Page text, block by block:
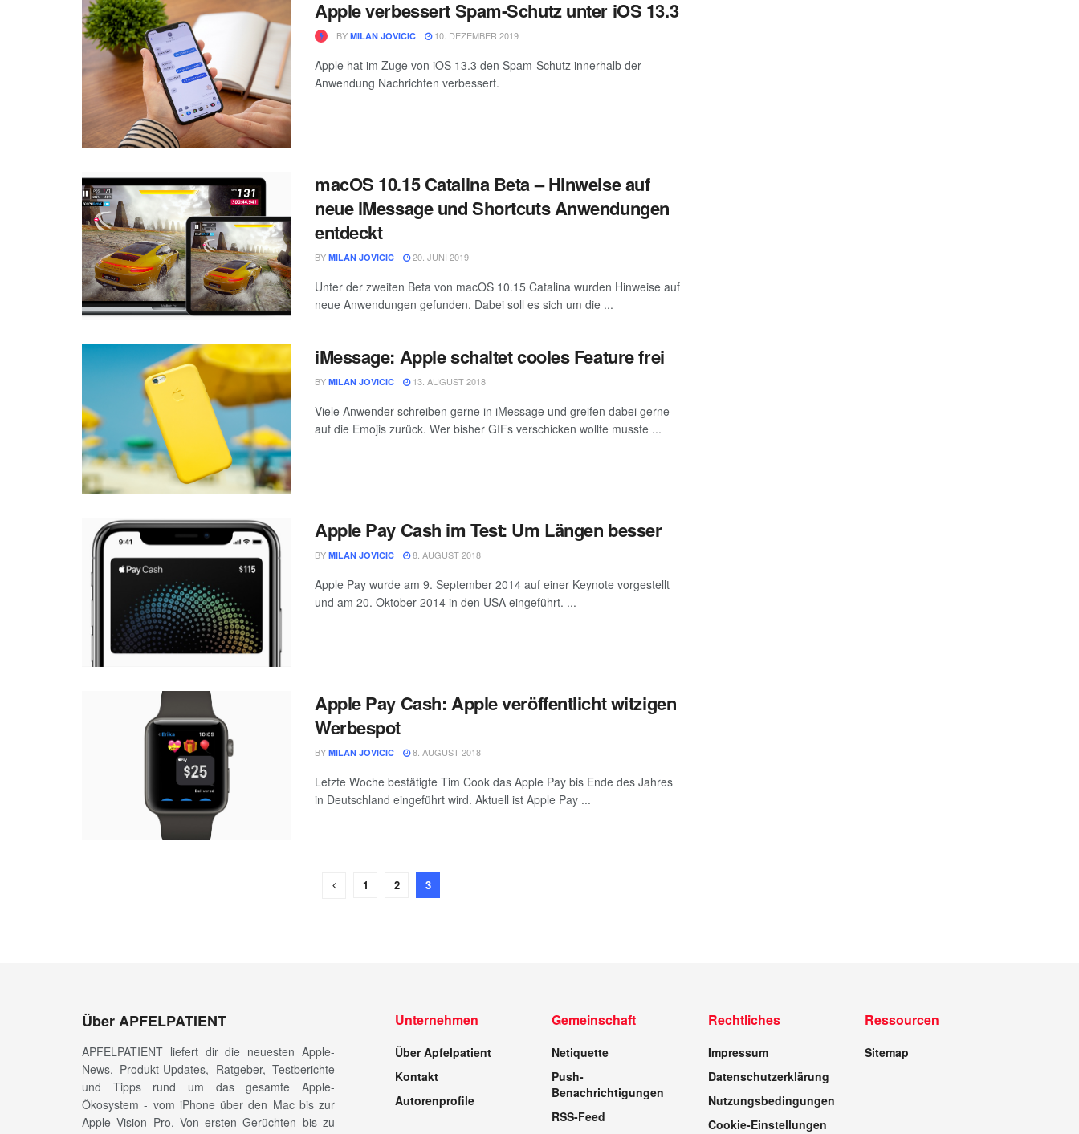
Apple verbessert Spam-Schutz unter iOS 13.3
BY MILAN JOVICIC 10. DEZEMBER 2019
Apple hat im Zuge von iOS 13.3 den Spam-Schutz innerhalb der
Anwendung Nachrichten verbessert.
macOS 10.15 Catalina Beta – Hinweise auf
neue iMessage und Shortcuts Anwendungen
entdeckt
BY MILAN JOVICIC 20. JUNI 2019
Unter der zweiten Beta von macOS 10.15 Catalina wurden Hinweise auf
neue Anwendungen gefunden. Dabei soll es sich um die ...
iMessage: Apple schaltet cooles Feature frei
BY MILAN JOVICIC 13. AUGUST 2018
Viele Anwender schreiben gerne in iMessage und greifen dabei gerne
auf die Emojis zurück. Wer bisher GIFs verschicken wollte musste ...
Apple Pay Cash im Test: Um Längen besser
BY MILAN JOVICIC 8. AUGUST 2018
Apple Pay wurde am 9. September 2014 auf einer Keynote vorgestellt
und am 20. Oktober 2014 in den USA eingeführt. ...
Apple Pay Cash: Apple veröffentlicht witzigen
Werbespot
BY MILAN JOVICIC 8. AUGUST 2018
Letzte Woche bestätigte Tim Cook das Apple Pay bis Ende des Jahres
in Deutschland eingeführt wird. Aktuell ist Apple Pay ...
1 2 3
Über APFELPATIENT
APFELPATIENT liefert dir die neuesten Apple-
News, Produkt-Updates, Ratgeber, Testberichte
und Tipps rund um das gesamte Apple-
Ökosystem - vom iPhone über den Mac bis zur
Apple Vision Pro. Von ersten Gerüchten bis zu
Unternehmen
Über Apfelpatient
Kontakt
Autorenprofile
Gemeinschaft
Netiquette
Push-
Benachrichtigungen
RSS-Feed
Rechtliches
Impressum
Datenschutzerklärung
Nutzungsbedingungen
Cookie-Einstellungen
Ressourcen
Sitemap